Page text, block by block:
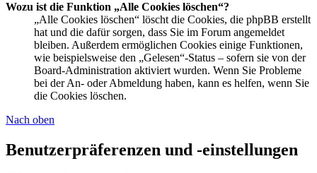
Wozu ist die Funktion „Alle Cookies löschen“?
„Alle Cookies löschen“ löscht die Cookies, die phpBB erstellt
hat und die dafür sorgen, dass Sie im Forum angemeldet
bleiben. Außerdem ermöglichen Cookies einige Funktionen,
wie beispielsweise den „Gelesen“-Status – sofern sie von der
Board-Administration aktiviert wurden. Wenn Sie Probleme
bei der An- oder Abmeldung haben, kann es helfen, wenn Sie
die Cookies löschen.
Nach oben
Benutzerpräferenzen und -einstellungen